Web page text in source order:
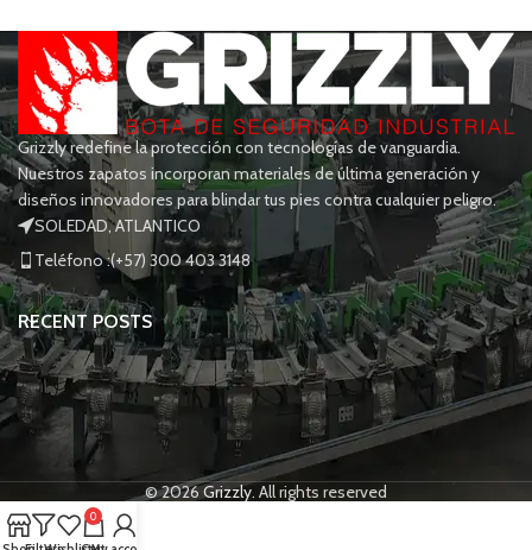
Grizzly redefine la protección con tecnologías de vanguardia.
Nuestros zapatos incorporan materiales de última generación y
diseños innovadores para blindar tus pies contra cualquier peligro.
SOLEDAD, ATLANTICO
Teléfono :(+57) 300 403 3148
RECENT POSTS
© 2026Grizzly. All rights reserved
0